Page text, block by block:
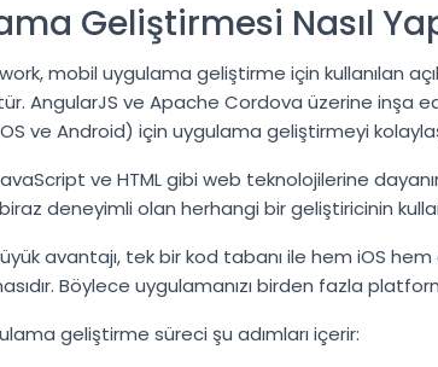
Geliştirmesi Nasıl
mobil uygulama geliştirme için kullanılan
AngularJS ve Apache Cordova üzerine inşa
ve Android) için uygulama geliştirmeyi
ve HTML gibi web teknolojilerine
deneyimli olan herhangi bir geliştiricinin
avantajı, tek bir kod tabanı ile hem iOS
Böylece uygulamanızı birden fazla
geliştirme süreci şu adımları içerir: